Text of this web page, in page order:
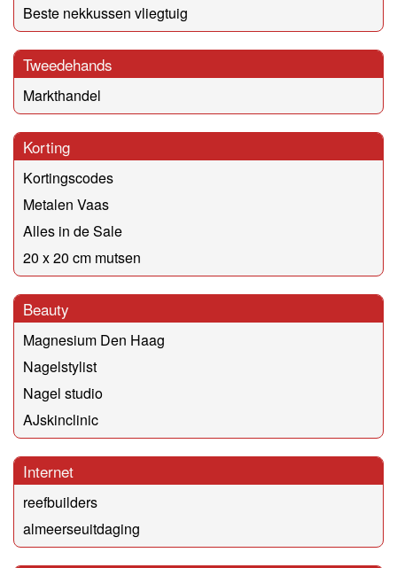
Beste nekkussen vliegtuig
Tweedehands
Markthandel
Korting
Kortingscodes
Metalen Vaas
Alles in de Sale
20 x 20 cm mutsen
Beauty
Magnesium Den Haag
Nagelstylist
Nagel studio
AJskinclinic
Internet
reefbuilders
almeerseuitdaging